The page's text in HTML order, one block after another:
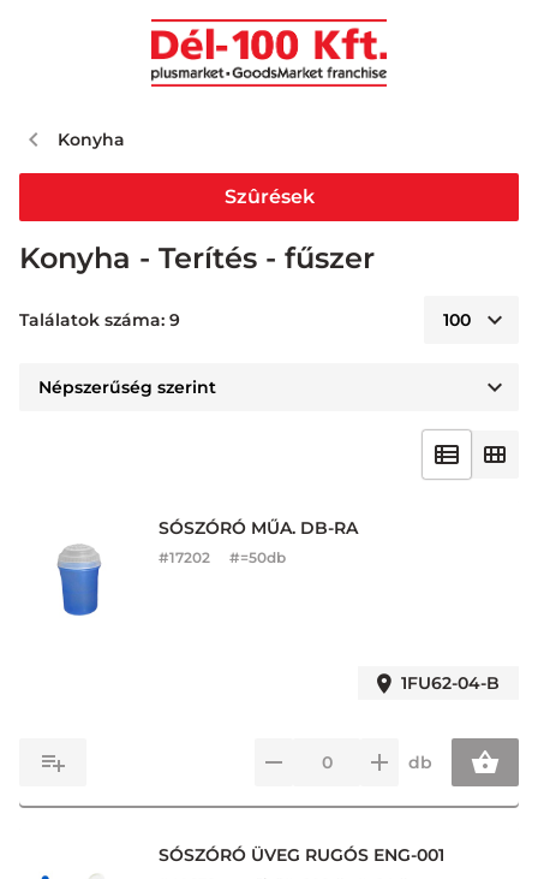
Konyha
Konyha - Terítés - fűszer
Találatok száma: 9
SÓSZÓRÓ MŰA. DB-RA
#17202 #=50db
1FU62-04-B
db
SÓSZÓRÓ ÜVEG RUGÓS ENG-001
Szûrések